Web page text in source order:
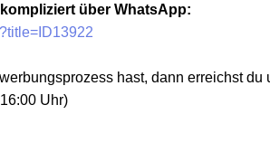
über WhatsApp:
hast, dann erreichst du
Uhr)